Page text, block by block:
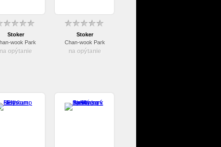
Stoker
wook Park
na opýtanie
Stoker
Chan-wook Park
na opýtanie